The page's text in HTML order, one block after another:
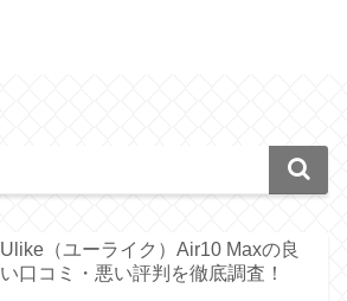
Ulike（ユーライク）Air10 Maxの良
い口コミ・悪い評判を徹底調査！